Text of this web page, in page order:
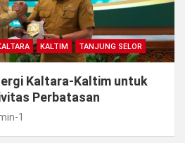
KALTIM TANJUNG SELOR
Kaltara-Kaltim untuk
Perbatasan
1